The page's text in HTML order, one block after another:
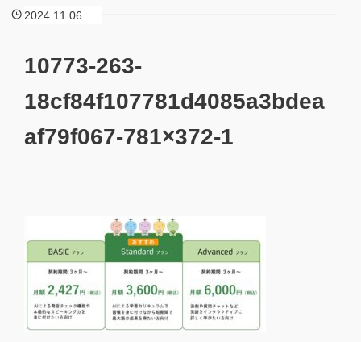
2024.11.06
10773-263-
18cf84f107781d4085a3bdea
af79f067-781×372-1